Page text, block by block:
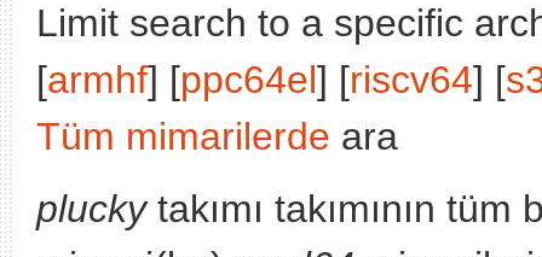
Limit search to a specific
[armhf] [ppc64el] [riscv64] [
Tüm mimarilerde ara
pluckytakımı takımının